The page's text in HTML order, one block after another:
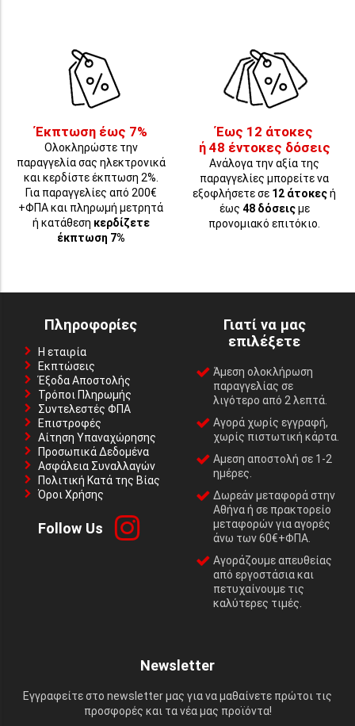
Έκπτωση έως 7%
Ολοκληρώστε την
παραγγελία σας ηλεκτρονικά
και κερδίστε έκπτωση 2%.
Για παραγγελίες από 200€
+ΦΠΑ και πληρωμή μετρητά
ή κατάθεση κερδίζετε
έκπτωση 7%
Έως 12 άτοκες
ή 48 έντοκες δόσεις
Ανάλογα την αξία της
παραγγελίες μπορείτε να
εξοφλήσετε σε 12 άτοκεςή
έως 48 δόσειςμε
προνομιακό επιτόκιο.
Πληροφορίες
Η εταιρία
Εκπτώσεις
Έξοδα Αποστολής
Τρόποι Πληρωμής
Συντελεστές ΦΠΑ
Επιστροφές
Αίτηση Υπαναχώρησης
Προσωπικά Δεδομένα
Ασφάλεια Συναλλαγών
Πολιτική Κατά της Βίας
Όροι Χρήσης
Follow Us
Γιατί να μας
επιλέξετε
Άμεση ολοκλήρωση
παραγγελίας σε
λιγότερο από 2 λεπτά.
Αγορά χωρίς εγγραφή,
χωρίς πιστωτική κάρτα.
Αμεση αποστολή σε 1-2
ημέρες.
Δωρεάν μεταφορά στην
Αθήνα ή σε πρακτορείο
μεταφορών για αγορές
άνω των 60€+ΦΠΑ.
Αγοράζουμε απευθείας
από εργοστάσια και
πετυχαίνουμε τις
καλύτερες τιμές.
Newsletter
Εγγραφείτε στο newsletter μας για να μαθαίνετε πρώτοι τις
προσφορές και τα νέα μας προϊόντα!